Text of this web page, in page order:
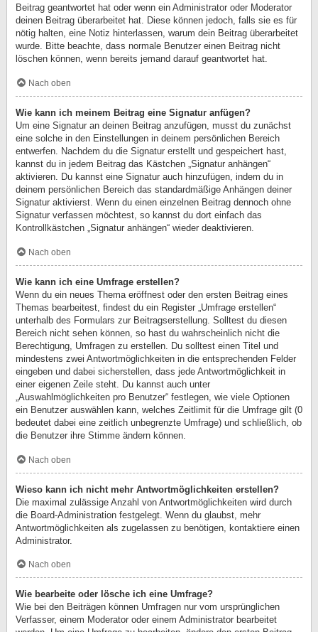
Beitrag geantwortet hat oder wenn ein Administrator oder Moderator
deinen Beitrag überarbeitet hat. Diese können jedoch, falls sie es für
nötig halten, eine Notiz hinterlassen, warum dein Beitrag überarbeitet
wurde. Bitte beachte, dass normale Benutzer einen Beitrag nicht
löschen können, wenn bereits jemand darauf geantwortet hat.
Nach oben
Wie kann ich meinem Beitrag eine Signatur anfügen?
Um eine Signatur an deinen Beitrag anzufügen, musst du zunächst
eine solche in den Einstellungen in deinem persönlichen Bereich
entwerfen. Nachdem du die Signatur erstellt und gespeichert hast,
kannst du in jedem Beitrag das Kästchen „Signatur anhängen“
aktivieren. Du kannst eine Signatur auch hinzufügen, indem du in
deinem persönlichen Bereich das standardmäßige Anhängen deiner
Signatur aktivierst. Wenn du einen einzelnen Beitrag dennoch ohne
Signatur verfassen möchtest, so kannst du dort einfach das
Kontrollkästchen „Signatur anhängen“ wieder deaktivieren.
Nach oben
Wie kann ich eine Umfrage erstellen?
Wenn du ein neues Thema eröffnest oder den ersten Beitrag eines
Themas bearbeitest, findest du ein Register „Umfrage erstellen“
unterhalb des Formulars zur Beitragserstellung. Solltest du diesen
Bereich nicht sehen können, so hast du wahrscheinlich nicht die
Berechtigung, Umfragen zu erstellen. Du solltest einen Titel und
mindestens zwei Antwortmöglichkeiten in die entsprechenden Felder
eingeben und dabei sicherstellen, dass jede Antwortmöglichkeit in
einer eigenen Zeile steht. Du kannst auch unter
„Auswahlmöglichkeiten pro Benutzer“ festlegen, wie viele Optionen
ein Benutzer auswählen kann, welches Zeitlimit für die Umfrage gilt (0
bedeutet dabei eine zeitlich unbegrenzte Umfrage) und schließlich, ob
die Benutzer ihre Stimme ändern können.
Nach oben
Wieso kann ich nicht mehr Antwortmöglichkeiten erstellen?
Die maximal zulässige Anzahl von Antwortmöglichkeiten wird durch
die Board-Administration festgelegt. Wenn du glaubst, mehr
Antwortmöglichkeiten als zugelassen zu benötigen, kontaktiere einen
Administrator.
Nach oben
Wie bearbeite oder lösche ich eine Umfrage?
Wie bei den Beiträgen können Umfragen nur vom ursprünglichen
Verfasser, einem Moderator oder einem Administrator bearbeitet